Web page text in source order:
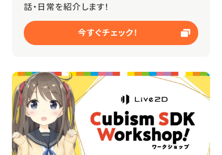
話・日常を紹介します！
今すぐチェック！